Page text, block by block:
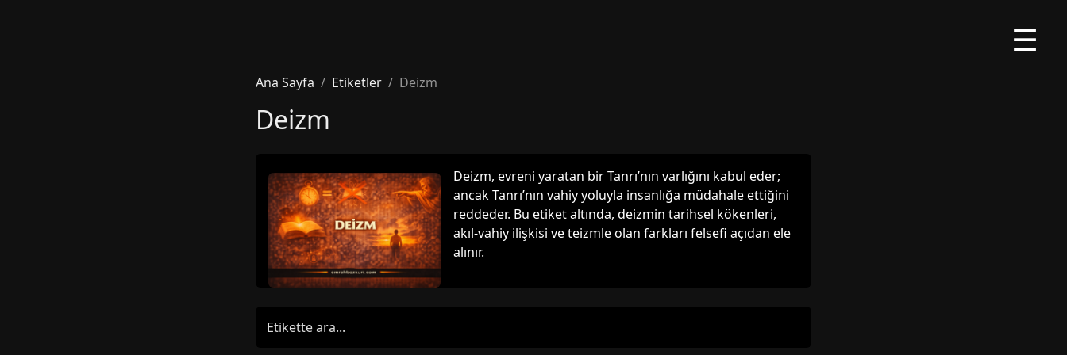
☰
Ana Sayfa Etiketler Deizm
Deizm
Deizm, evreni yaratan bir Tanrı’nın varlığını kabul eder;
ancak Tanrı’nın vahiy yoluyla insanlığa müdahale ettiğini
reddeder. Bu etiket altında, deizmin tarihsel kökenleri,
akıl-vahiy ilişkisi ve teizmle olan farkları felsefi açıdan ele
alınır.